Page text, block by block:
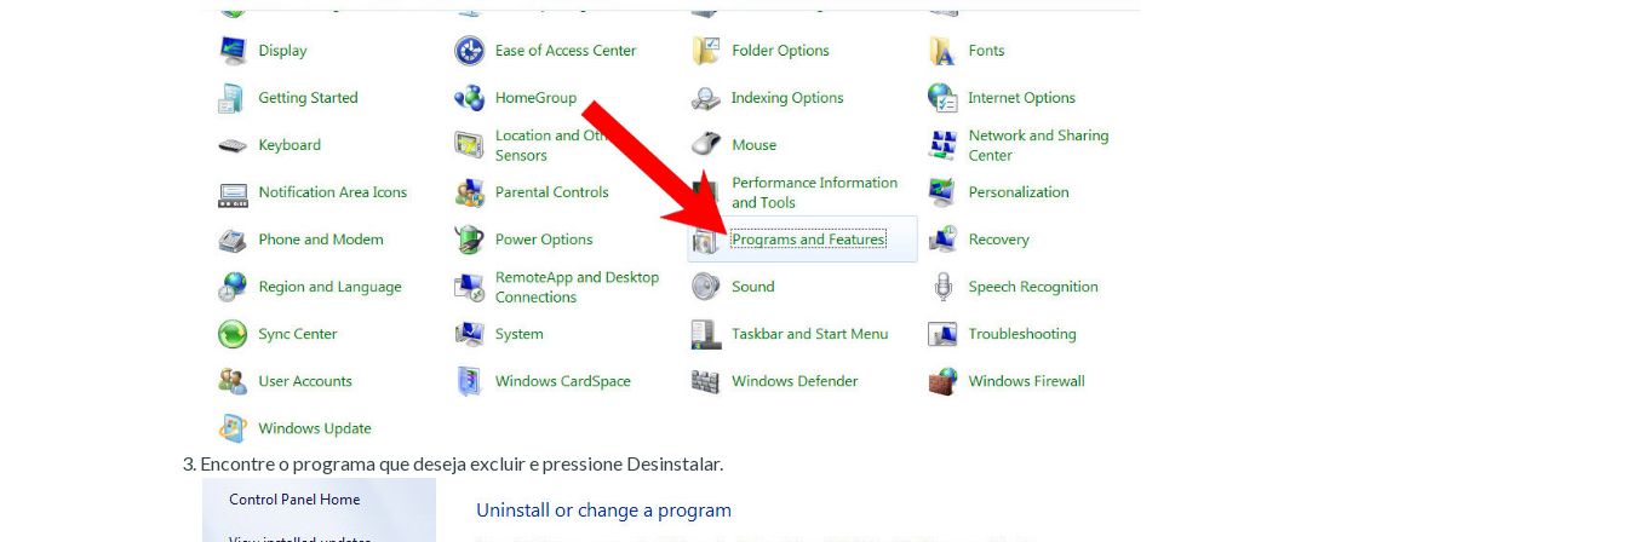
Encontre o programa que deseja excluir e pressione Desinstalar.